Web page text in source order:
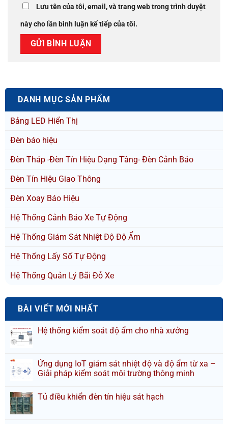
Lưu tên của tôi, email, và trang web trong trình duyệt
này cho lần bình luận kế tiếp của tôi.
DANH MỤC SẢN PHẨM
Bảng LED Hiển Thị
Đèn báo hiệu
Đèn Tháp -Đèn Tín Hiệu Dạng Tầng- Đèn Cảnh Báo
Đèn Tín Hiệu Giao Thông
Đèn Xoay Báo Hiệu
Hệ Thống Cảnh Báo Xe Tự Động
Hệ Thống Giám Sát Nhiệt Độ Độ Ẩm
Hệ Thống Lấy Số Tự Động
Hệ Thống Quản Lý Bãi Đỗ Xe
BÀI VIẾT MỚI NHẤT
Hệ thống kiểm soát độ ẩm cho nhà xưởng
Ứng dụng IoT giám sát nhiệt độ và độ ẩm từ xa –
Giải pháp kiểm soát môi trường thông minh
Tủ điều khiển đèn tín hiệu sát hạch